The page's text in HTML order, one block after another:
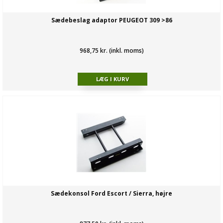
Sædebeslag adaptor PEUGEOT 309 >86
968,75 kr. (inkl. moms)
Sædekonsol Ford Escort / Sierra, højre